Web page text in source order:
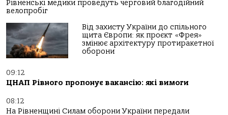
Рівненські медики проведуть черговий благодійний
велопробіг
Від захисту України до спільного
щита Європи: як проєкт «Фрея»
змінює архітектуру протиракетної
оборони
09:12
ЦНАП Рівного пропонує вакансію: які вимоги
08:12
На Рівненщині Силам оборони України передали